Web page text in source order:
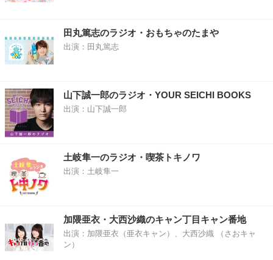
田丸篤志のラジオ・おもちゃのたまや
出演：田丸篤志
山下誠一郎のラジオ・YOUR SEICHI BOOKS
出演：山下誠一郎
土岐隼一のラジオ・喫茶トキノワ
出演：土岐隼一
加隈亜衣・大西沙織のキャン丁目キャン番地
出演：加隈亜衣（亜衣キャン）、大西沙織 （さおキャ
ン）